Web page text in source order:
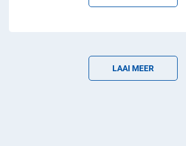
LAAI MEER